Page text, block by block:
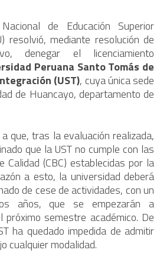
de Educación Superior
resolvió, mediante resolución de
denegar el licenciamiento
Peruana Santo Tomás de
(UST), cuya única sede
de Huancayo, departamento de
que, tras la evaluación realizada,
que la UST no cumple con las
Calidad (CBC) establecidas por la
a esto, la universidad deberá
de cese de actividades, con un
años, que se empezarán a
semestre académico. De
ha quedado impedida de admitir
cualquier modalidad.